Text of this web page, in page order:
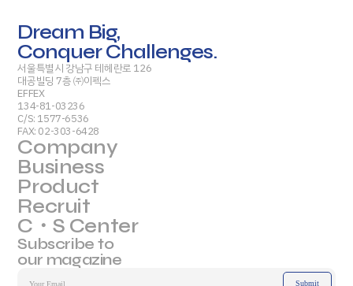
Dream Big,
Conquer Challenges.
서울특별시 강남구 테헤란로 126
대공빌딩 7층 ㈜이펙스
EFFEX
134-81-03236
C/S: 1577-6536
FAX: 02-303-6428
Company
Business
Product
Recruit
C・S Center
Subscribe to
our magazine